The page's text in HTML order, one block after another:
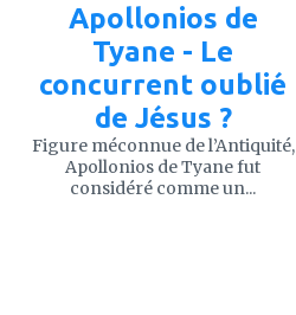
Apollonios de
Tyane - Le
concurrent oublié
de Jésus ?
Figure méconnue de l’Antiquité,
Apollonios de Tyane fut
considéré comme un...